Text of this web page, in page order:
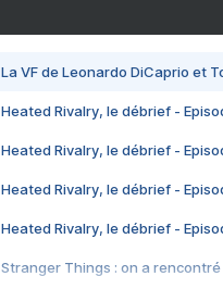
La VF de Leonardo DiCaprio et
Heated Rivalry, le débrief -
Heated Rivalry, le débrief -
Heated Rivalry, le débrief -
Heated Rivalry, le débrief -
Stranger Things : on a